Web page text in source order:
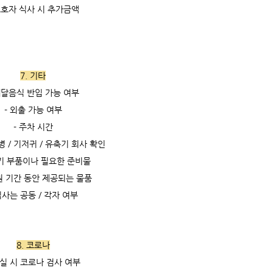
자 식사 시 추가금액
7. 기타
음식 반입 가능 여부
- 외출 가능 여부
- 주차 시간
/ 기저귀 / 유축기 회사 확인
부품이나 필요한 준비물
기간 동안 제공되는 물품
는 공동 / 각자 여부
8. 코로나
시 코로나 검사 여부